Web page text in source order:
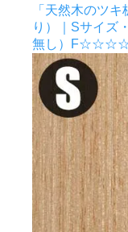
「天然木のツ
り）｜Sサイズ
無し）F☆☆☆☆